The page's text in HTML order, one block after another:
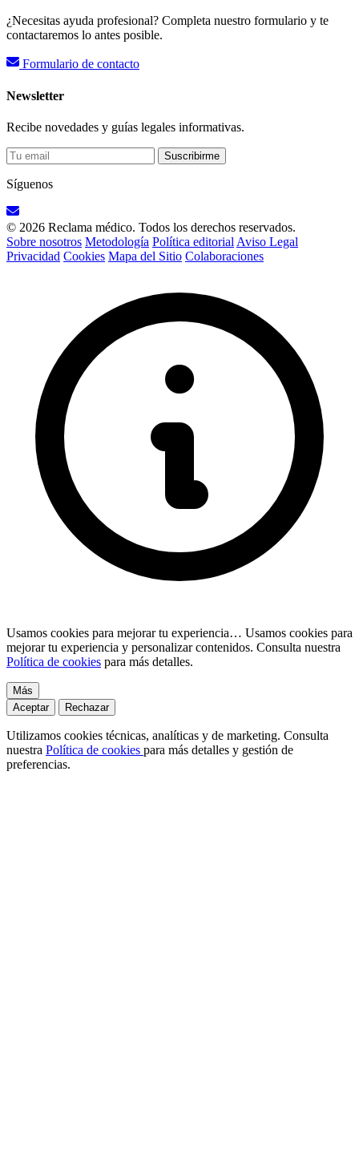
¿Necesitas ayuda profesional? Completa nuestro formulario y te
contactaremos lo antes posible.
Formulario de contacto
Newsletter
Recibe novedades y guías legales informativas.
Suscribirme
Síguenos
© 2026 Reclama médico. Todos los derechos reservados.
Sobre nosotros Metodología Política editorial Aviso Legal
Privacidad Cookies Mapa del Sitio Colaboraciones
Usamos cookies para mejorar tu experiencia… Usamos cookies para
mejorar tu experiencia y personalizar contenidos. Consulta nuestra
Política de cookies para más detalles.
Más
Aceptar
Rechazar
Utilizamos cookies técnicas, analíticas y de marketing. Consulta
nuestra Política de cookies para más detalles y gestión de
preferencias.